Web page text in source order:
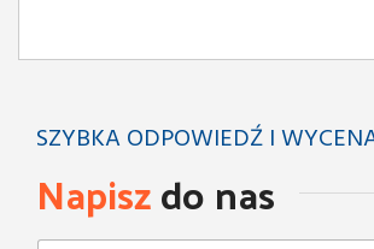
SZYBKA ODPOWIEDŹ I
Napiszdo nas